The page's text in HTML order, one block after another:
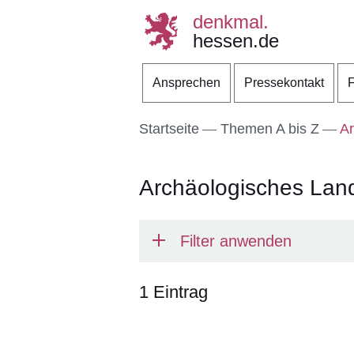
Direkt zum Kopf der
Direkt zum Inhalt
Direkt zum Fuß der
denkmal.
hessen.de
Ansprechen Pressekontakt
Startseite Themen A bis Z
Archäologisches
Filter anwenden
1 Eintrag